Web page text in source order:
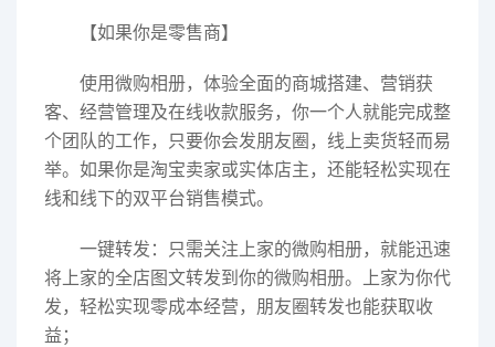
【如果你是零售商】
使用微购相册，体验全面的商城搭建、营销获
客、经营管理及在线收款服务，你一个人就能完成整
个团队的工作，只要你会发朋友圈，线上卖货轻而易
举。如果你是淘宝卖家或实体店主，还能轻松实现在
线和线下的双平台销售模式。
一键转发：只需关注上家的微购相册，就能迅速
将上家的全店图文转发到你的微购相册。上家为你代
发，轻松实现零成本经营，朋友圈转发也能获取收
益；